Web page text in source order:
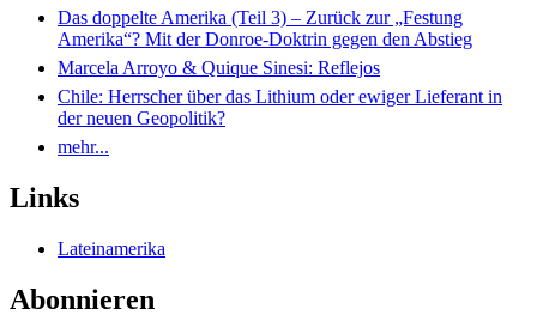
Das doppelte Amerika (Teil 3) – Zurück zur „Festung
Amerika“? Mit der Donroe-Doktrin gegen den Abstieg
Marcela Arroyo & Quique Sinesi: Reflejos
Chile: Herrscher über das Lithium oder ewiger Lieferant in
der neuen Geopolitik?
mehr...
Links
Lateinamerika
Abonnieren